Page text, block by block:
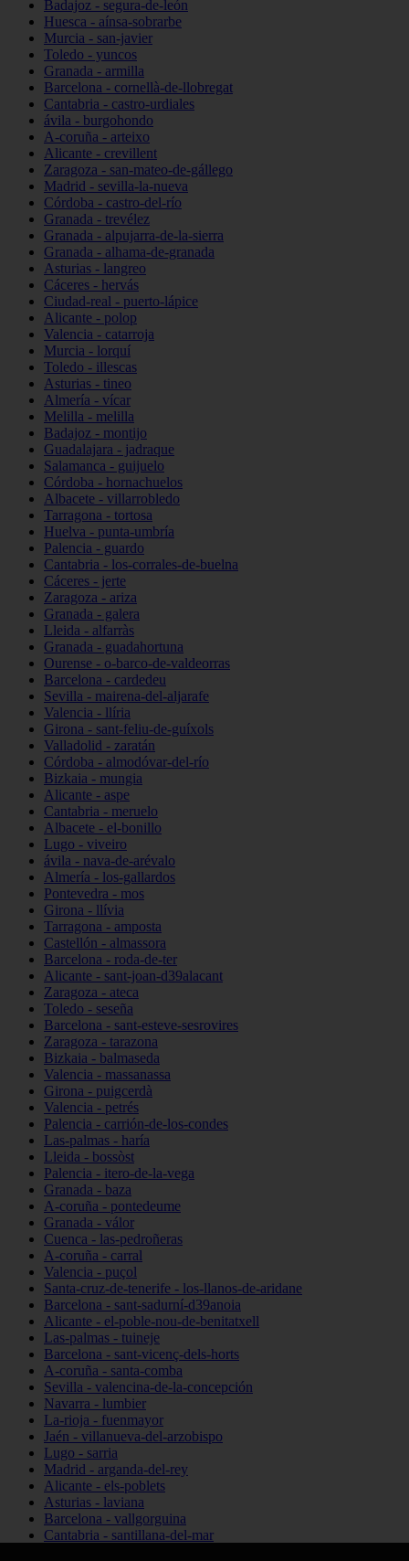
Badajoz - segura-de-león
Huesca - aínsa-sobrarbe
Murcia - san-javier
Toledo - yuncos
Granada - armilla
Barcelona - cornellà-de-llobregat
Cantabria - castro-urdiales
ávila - burgohondo
A-coruña - arteixo
Alicante - crevillent
Zaragoza - san-mateo-de-gállego
Madrid - sevilla-la-nueva
Córdoba - castro-del-río
Granada - trevélez
Granada - alpujarra-de-la-sierra
Granada - alhama-de-granada
Asturias - langreo
Cáceres - hervás
Ciudad-real - puerto-lápice
Alicante - polop
Valencia - catarroja
Murcia - lorquí
Toledo - illescas
Asturias - tineo
Almería - vícar
Melilla - melilla
Badajoz - montijo
Guadalajara - jadraque
Salamanca - guijuelo
Córdoba - hornachuelos
Albacete - villarrobledo
Tarragona - tortosa
Huelva - punta-umbría
Palencia - guardo
Cantabria - los-corrales-de-buelna
Cáceres - jerte
Zaragoza - ariza
Granada - galera
Lleida - alfarràs
Granada - guadahortuna
Ourense - o-barco-de-valdeorras
Barcelona - cardedeu
Sevilla - mairena-del-aljarafe
Valencia - llíria
Girona - sant-feliu-de-guíxols
Valladolid - zaratán
Córdoba - almodóvar-del-río
Bizkaia - mungia
Alicante - aspe
Cantabria - meruelo
Albacete - el-bonillo
Lugo - viveiro
ávila - nava-de-arévalo
Almería - los-gallardos
Pontevedra - mos
Girona - llívia
Tarragona - amposta
Castellón - almassora
Barcelona - roda-de-ter
Alicante - sant-joan-d39alacant
Zaragoza - ateca
Toledo - seseña
Barcelona - sant-esteve-sesrovires
Zaragoza - tarazona
Bizkaia - balmaseda
Valencia - massanassa
Girona - puigcerdà
Valencia - petrés
Palencia - carrión-de-los-condes
Las-palmas - haría
Lleida - bossòst
Palencia - itero-de-la-vega
Granada - baza
A-coruña - pontedeume
Granada - válor
Cuenca - las-pedroñeras
A-coruña - carral
Valencia - puçol
Santa-cruz-de-tenerife - los-llanos-de-aridane
Barcelona - sant-sadurní-d39anoia
Alicante - el-poble-nou-de-benitatxell
Las-palmas - tuineje
Barcelona - sant-vicenç-dels-horts
A-coruña - santa-comba
Sevilla - valencina-de-la-concepción
Navarra - lumbier
La-rioja - fuenmayor
Jaén - villanueva-del-arzobispo
Lugo - sarria
Madrid - arganda-del-rey
Alicante - els-poblets
Asturias - laviana
Barcelona - vallgorguina
Cantabria - santillana-del-mar